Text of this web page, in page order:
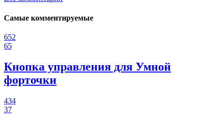
Самые комментируемые
652
65
Кнопка управления для Умной
форточки
434
37